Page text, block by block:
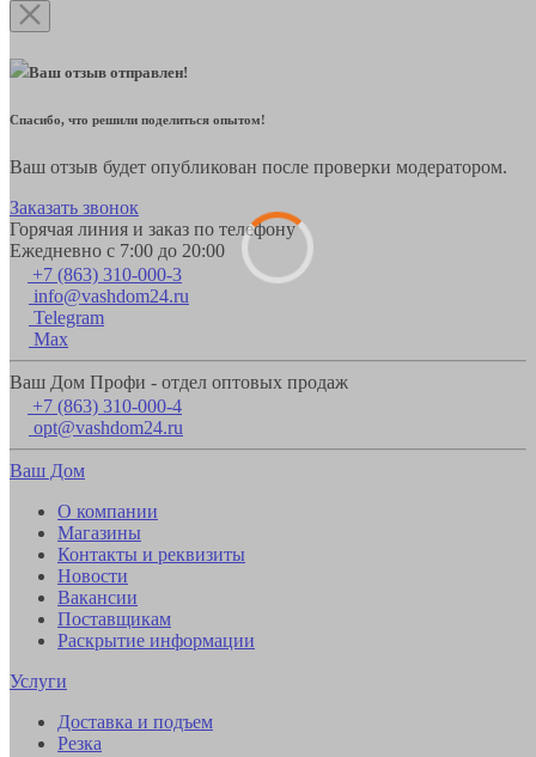
Ваш отзыв отправлен!
Спасибо, что решили поделиться опытом!
Ваш отзыв будет опубликован после проверки модератором.
Заказать звонок
Горячая линия и заказ по телефону
Ежедневно с 7:00 до 20:00
+7 (863) 310-000-3
info@vashdom24.ru
Telegram
Max
Ваш Дом Профи - отдел оптовых продаж
+7 (863) 310-000-4
opt@vashdom24.ru
Ваш Дом
О компании
Магазины
Контакты и реквизиты
Новости
Вакансии
Поставщикам
Раскрытие информации
Услуги
Доставка и подъем
Резка